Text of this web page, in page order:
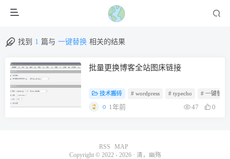
找到 1 篇与 一键替换 相关的结果
批量更换博客全站图床链接
技术搬砖 # wordpress # typecho # 一键替换
1年前 47 0
RSS
MAP
Copyright © 2022 - 2026 · 清，幽殇